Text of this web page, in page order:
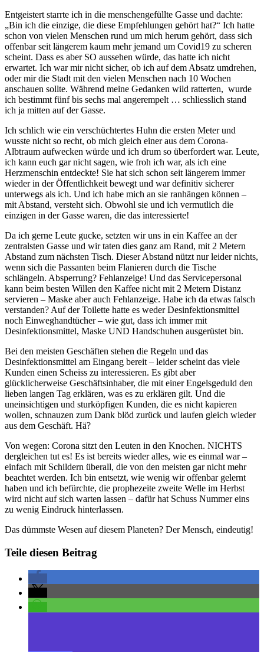
Entgeistert starrte ich in die menschengefüllte Gasse und dachte:
„Bin ich die einzige, die diese Empfehlungen gehört hat?“ Ich hatte
schon von vielen Menschen rund um mich herum gehört, dass sich
offenbar seit längerem kaum mehr jemand um Covid19 zu scheren
scheint. Dass es aber SO aussehen würde, das hatte ich nicht
erwartet. Ich war mir nicht sicher, ob ich auf dem Absatz umdrehen,
oder mir die Stadt mit den vielen Menschen nach 10 Wochen
anschauen sollte. Während meine Gedanken wild ratterten, wurde
ich bestimmt fünf bis sechs mal angerempelt … schliesslich stand
ich ja mitten auf der Gasse.
Ich schlich wie ein verschüchtertes Huhn die ersten Meter und
wusste nicht so recht, ob mich gleich einer aus dem Corona-
Albtraum aufwecken würde und ich drum so überfordert war. Leute,
ich kann euch gar nicht sagen, wie froh ich war, als ich eine
Herzmenschin entdeckte! Sie hat sich schon seit längerem immer
wieder in der Öffentlichkeit bewegt und war definitiv sicherer
unterwegs als ich. Und ich habe mich an sie ranhängen können –
mit Abstand, versteht sich. Obwohl sie und ich vermutlich die
einzigen in der Gasse waren, die das interessierte!
Da ich gerne Leute gucke, setzten wir uns in ein Kaffee an der
zentralsten Gasse und wir taten dies ganz am Rand, mit 2 Metern
Abstand zum nächsten Tisch. Dieser Abstand nützt nur leider nichts,
wenn sich die Passanten beim Flanieren durch die Tische
schlängeln. Absperrung? Fehlanzeige! Und das Servicepersonal
kann beim besten Willen den Kaffee nicht mit 2 Metern Distanz
servieren – Maske aber auch Fehlanzeige. Habe ich da etwas falsch
verstanden? Auf der Toilette hatte es weder Desinfektionsmittel
noch Einweghandtücher – wie gut, dass ich immer mit
Desinfektionsmittel, Maske UND Handschuhen ausgerüstet bin.
Bei den meisten Geschäften stehen die Regeln und das
Desinfektionsmittel am Eingang bereit – leider scheint das viele
Kunden einen Scheiss zu interessieren. Es gibt aber
glücklicherweise Geschäftsinhaber, die mit einer Engelsgeduld den
lieben langen Tag erklären, was es zu erklären gilt. Und die
uneinsichtigen und sturköpfigen Kunden, die es nicht kapieren
wollen, schnauzen zum Dank blöd zurück und laufen gleich wieder
aus dem Geschäft. Hä?
Von wegen: Corona sitzt den Leuten in den Knochen. NICHTS
dergleichen tut es! Es ist bereits wieder alles, wie es einmal war –
einfach mit Schildern überall, die von den meisten gar nicht mehr
beachtet werden. Ich bin entsetzt, wie wenig wir offenbar gelernt
haben und ich befürchte, die prophezeite zweite Welle im Herbst
wird nicht auf sich warten lassen – dafür hat Schuss Nummer eins
zu wenig Eindruck hinterlassen.
Das dümmste Wesen auf diesem Planeten? Der Mensch, eindeutig!
Teile diesen Beitrag